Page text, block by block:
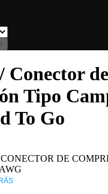
Conector de
Tipo
To Go
DE